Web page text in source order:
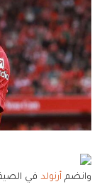
وانضم أرنولد في